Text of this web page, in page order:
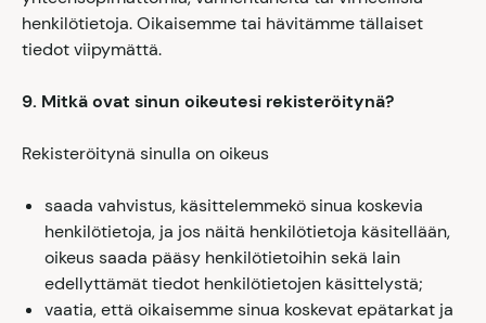
henkilötietoja. Oikaisemme tai hävitämme tällaiset
tiedot viipymättä.
9. Mitkä ovat sinun oikeutesi rekisteröitynä?
Rekisteröitynä sinulla on oikeus
saada vahvistus, käsittelemmekö sinua koskevia
henkilötietoja, ja jos näitä henkilötietoja käsitellään,
oikeus saada pääsy henkilötietoihin sekä lain
edellyttämät tiedot henkilötietojen käsittelystä;
vaatia, että oikaisemme sinua koskevat epätarkat ja